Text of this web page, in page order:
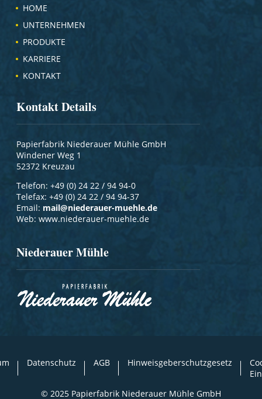
HOME
UNTERNEHMEN
PRODUKTE
KARRIERE
KONTAKT
Kontakt Details
Papierfabrik Niederauer Mühle GmbH
Windener Weg 1
52372 Kreuzau
Telefon: +49 (0) 24 22 / 94 94-0
Telefax: +49 (0) 24 22 / 94 94-37
Email: mail@niederauer-muehle.de
Web: www.niederauer-muehle.de
Niederauer Mühle
Datenschutz AGB Hinweisgeberschutzgesetz
© 2025 Papierfabrik Niederauer Mühle GmbH